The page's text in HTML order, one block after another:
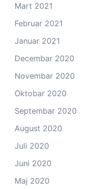
Mart 2021
Februar 2021
Januar 2021
Decembar 2020
Novembar 2020
Oktobar 2020
Septembar 2020
August 2020
Juli 2020
Juni 2020
Maj 2020